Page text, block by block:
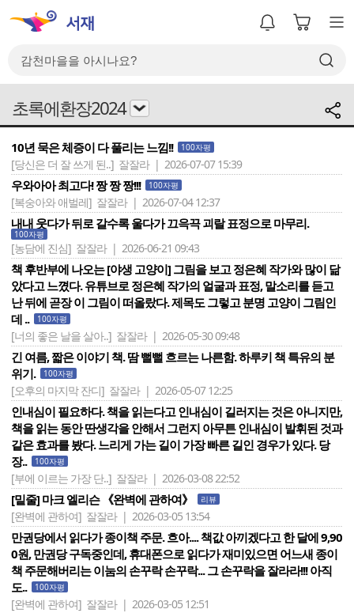
초록에환장2024
10년 묵은 체증이 다 풀리는 느낌!! 100자평
[당신은 더 잘 쓰게 된..] 잘잘라 | 2026-07-07 15:39
우와아아 최고다! 짱 짱 짱!!! 100자평
[복숭아와 애벌레] 잘잘라 | 2026-07-04 12:37
내내 웃다가 뒤로 갈수록 울다가 끄윽끅 괴랄 표정으로 마무리.
100자평
[농담에 진심] 잘잘라 | 2026-06-21 09:43
책 후반부에 나오는 [야생 고양이] 그림을 보고 정은혜 작가와 많이 닮
았다고 느꼈다. 유튜브로 정은혜 작가의 얼굴과 표정, 말소리를 듣고
난 뒤에 곧장 이 그림이 떠올랐다. 제목도 그렇고 분명 고양이 그림인
데 ..
100자평
[너의 좋은 날을 살아..] 잘잘라 | 2026-05-30 09:48
긴 여름, 짧은 이야기 책. 땀 뻘뻘 흐르는 나른함. 하루키 책 특유의 분
위기.
100자평
[오후의 마지막 잔디] 잘잘라 | 2026-05-07 12:25
인내심이 필요하다. 책을 읽는다고 인내심이 길러지는 것은 아니지만,
책을 읽는 동안 딴생각을 안해서 그런지 아무튼 인내심이 발휘된 것과
같은 효과를 봤다. 느리게 가는 길이 가장 빠른 길인 경우가 있다. 당
장..
100자평
[부에 이르는 가장 단..] 잘잘라 | 2026-03-08 22:52
[밑줄] 마크 엘리슨 《완벽에 관하여》 리뷰
[완벽에 관하여] 잘잘라 | 2026-03-05 13:54
만권당에서 읽다가 종이책 주문. 흐아.... 책값 아끼겠다고 한 달에 9,90
0원, 만권당 구독중인데, 휴대폰으로 읽다가 재미있으면 어느새 종이
책 주문해버리는 이눔의 손꾸락 손꾸락... 그 손꾸락을 잘라라!!! 아직
도..
100자평
[완벽에 관하여] 잘잘라 | 2026-03-05 12:51